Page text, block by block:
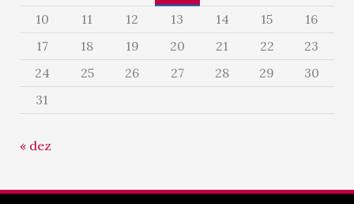
10
11 12 13 14 15
16
17
18 19 20 21 22
23
24
25 26 27 28 29
30
31
« dez